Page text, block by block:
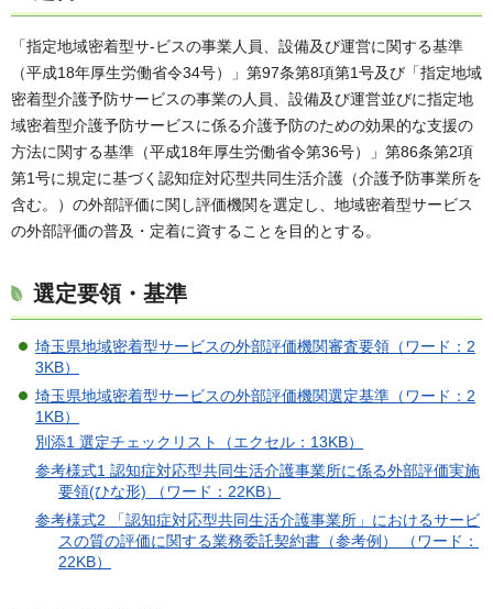
「指定地域密着型サ-ビスの事業人員、設備及び運営に関する基準
（平成18年厚生労働省令34号）」第97条第8項第1号及び「指定地域
密着型介護予防サービスの事業の人員、設備及び運営並びに指定地
域密着型介護予防サービスに係る介護予防のための効果的な支援の
方法に関する基準（平成18年厚生労働省令第36号）」第86条第2項
第1号に規定に基づく認知症対応型共同生活介護（介護予防事業所を
含む。）の外部評価に関し評価機関を選定し、地域密着型サービス
の外部評価の普及・定着に資することを目的とする。
選定要領・基準
埼玉県地域密着型サービスの外部評価機関審査要領（ワード：2
3KB）
埼玉県地域密着型サービスの外部評価機関選定基準（ワード：2
1KB）
別添1 選定チェックリスト（エクセル：13KB）
参考様式1 認知症対応型共同生活介護事業所に係る外部評価実施
要領(ひな形) （ワード：22KB）
参考様式2 「認知症対応型共同生活介護事業所」におけるサービ
スの質の評価に関する業務委託契約書（参考例） （ワード：
22KB）